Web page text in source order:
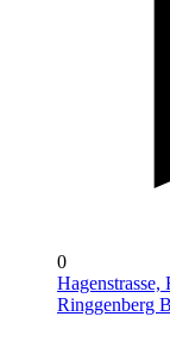
0
Hagenstrasse,
Ringgenberg